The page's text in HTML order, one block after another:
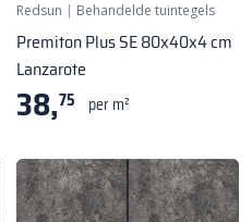
Redsun | Behandelde tuintegels
Premiton Plus SE 80x40x4 cm
Lanzarote
38,75 per m²